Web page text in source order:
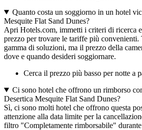
Quanto costa un soggiorno in un hotel
Mesquite Flat Sand Dunes?
Apri Hotels.com, immetti i criteri di ricerca
prezzo per trovare le tariffe più convenienti.
gamma di soluzioni, ma il prezzo della
dove e quando desideri soggiornare.
Cerca il prezzo più basso per notte a
Ci sono hotel che offrono un rimborso
Desertica Mesquite Flat Sand Dunes?
Sì, ci sono molti hotel che offrono questa
attenzione alla data limite per la
filtro "Completamente rimborsabile"